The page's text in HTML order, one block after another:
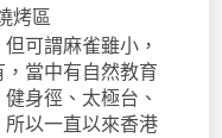
烤區
可謂麻雀雖小，
當中有自然教育
身徑、太極台、
以一直以來香港